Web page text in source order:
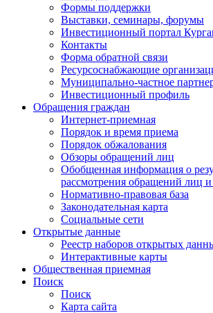
Формы поддержки
Выставки, семинары, форумы
Инвестиционный портал
Контакты
Форма обратной связи
Ресурсоснабжающие
Муниципально-частное
Инвестиционный профиль
Обращения граждан
Интернет-приемная
Порядок и время приема
Порядок обжалования
Обзоры обращений лиц
Обобщенная информация о
рассмотрения обращений лиц
Нормативно-правовая база
Законодательная карта
Социальные сети
Открытые данные
Реестр наборов открытых
Интерактивные карты
Общественная приемная
Поиск
Поиск
Карта сайта